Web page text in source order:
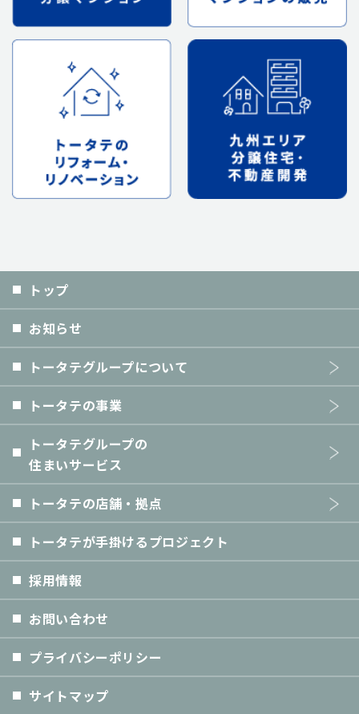
トップ
お知らせ
トータテグループについて
トータテの事業
トータテグループの
住まいサービス
トータテの店舗・拠点
トータテが手掛けるプロジェクト
採用情報
お問い合わせ
プライバシーポリシー
サイトマップ